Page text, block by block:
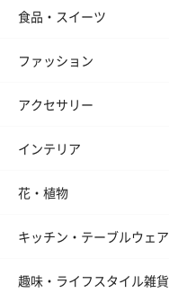
食品・スイーツ
ファッション
アクセサリー
インテリア
花・植物
キッチン・テーブルウェア
趣味・ライフスタイル雑貨